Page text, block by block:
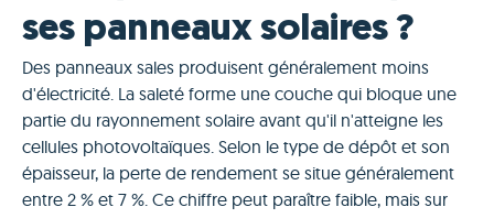
ses panneaux solaires ?
Des panneaux sales produisent généralement moins
d'électricité. La saleté forme une couche qui bloque une
partie du rayonnement solaire avant qu'il n'atteigne les
cellules photovoltaïques. Selon le type de dépôt et son
épaisseur, la perte de rendement se situe généralement
entre 2 % et 7 %. Ce chiffre peut paraître faible, mais sur